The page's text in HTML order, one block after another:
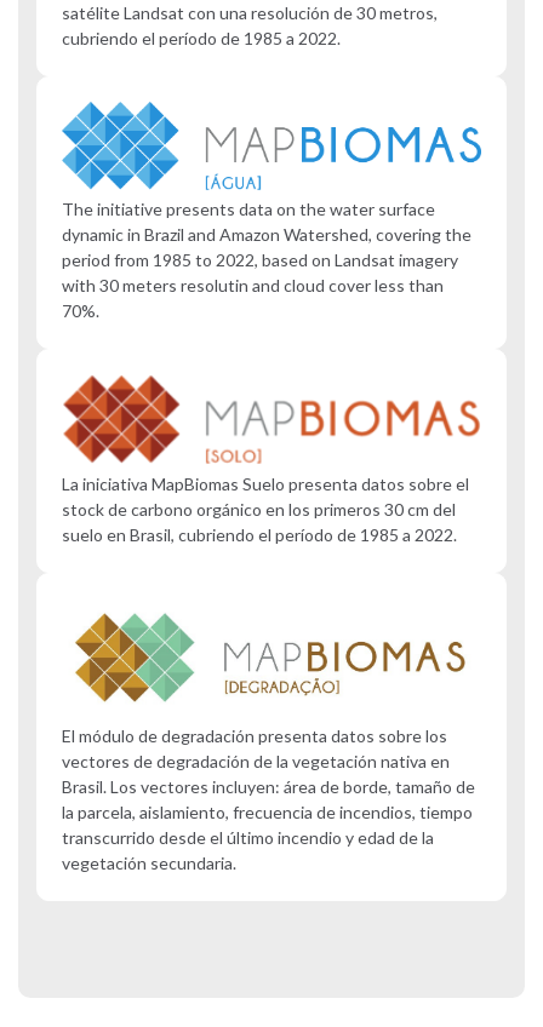
satélite Landsat con una resolución de 30 metros,
cubriendo el período de 1985 a 2022.
The initiative presents data on the water surface
dynamic in Brazil and Amazon Watershed, covering the
period from 1985 to 2022, based on Landsat imagery
with 30 meters resolutin and cloud cover less than
70%.
La iniciativa MapBiomas Suelo presenta datos sobre el
stock de carbono orgánico en los primeros 30 cm del
suelo en Brasil, cubriendo el período de 1985 a 2022.
El módulo de degradación presenta datos sobre los
vectores de degradación de la vegetación nativa en
Brasil. Los vectores incluyen: área de borde, tamaño de
la parcela, aislamiento, frecuencia de incendios, tiempo
transcurrido desde el último incendio y edad de la
vegetación secundaria.